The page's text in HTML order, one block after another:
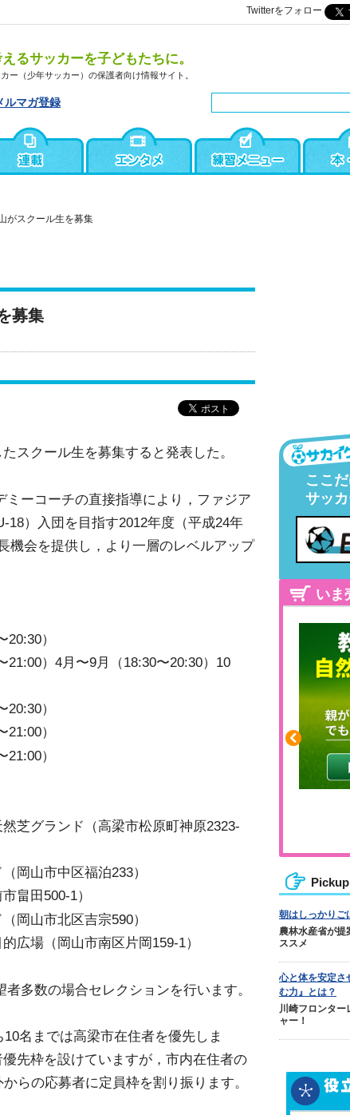
Twitterをフォロー
るサッカーを子どもたちに。
ー（少年サッカー）の保護者向け情報サイト。
ルマガ登録
がスクール生を募集
募集
スクール生を募集すると発表した。
ミーコーチの直接指導により，ファジア
18）入団を目指す2012年度（平成24年
機会を提供し，より一層のレベルアップ
）
）4月〜9月（18:30〜20:30）10
）
）
）
芝グランド（高梁市松原町神原2323-
岡山市中区福泊233）
畠田500-1）
岡山市北区吉宗590）
広場（岡山市南区片岡159-1）
多数の場合セレクションを行います。
名までは高梁市在住者を優先しま
先枠を設けていますが，市内在住者の
らの応募者に定員枠を割り振ります。
ここ
サッ
いま
ジュニアレッグリカバリー
Pickup
朝はしっかりご
農林水産省が提
ススメ
心と体を安定さ
む力』とは？
川崎フロンター
ャー！